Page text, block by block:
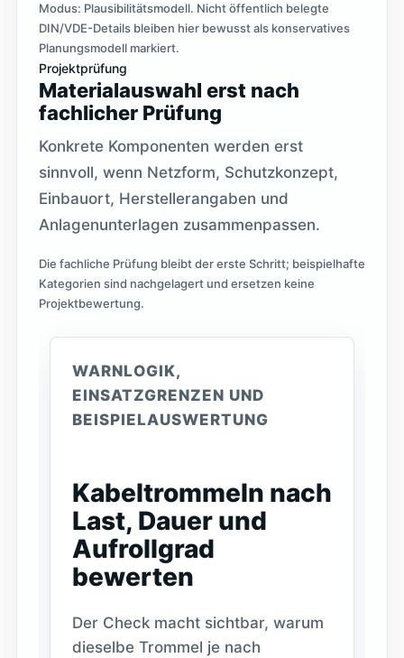
Modus: Plausibilitätsmodell. Nicht öffentlich belegte
DIN/VDE-Details bleiben hier bewusst als konservatives
Planungsmodell markiert.
Projektprüfung
Materialauswahl erst nach
fachlicher Prüfung
Konkrete Komponenten werden erst
sinnvoll, wenn Netzform, Schutzkonzept,
Einbauort, Herstellerangaben und
Anlagenunterlagen zusammenpassen.
Die fachliche Prüfung bleibt der erste Schritt; beispielhafte
Kategorien sind nachgelagert und ersetzen keine
Projektbewertung.
WARNLOGIK,
EINSATZGRENZEN UND
BEISPIELAUSWERTUNG
Kabeltrommeln nach
Last, Dauer und
Aufrollgrad
bewerten
Der Check macht sichtbar, warum
dieselbe Trommel je nach